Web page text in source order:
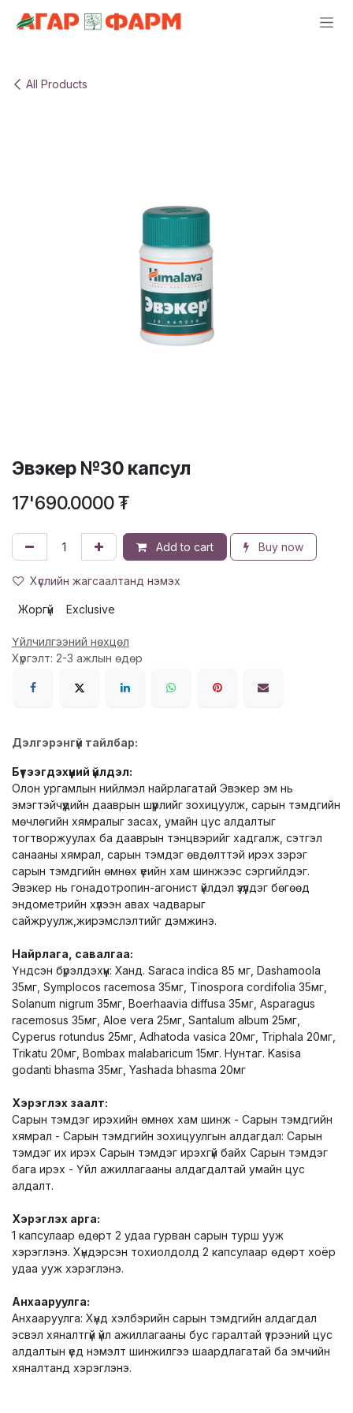
All Products
Эвэкер №30 капсул
17'690.0000₮
Add to cart Buy now
Хүслийн жагсаалтанд нэмэх
Жоргүй Exclusive
Үйлчилгээний нөхцөл
Хүргэлт: 2-3 ажлын өдөр
Дэлгэрэнгүй тайлбар:
Бүтээгдэхүүний үйлдэл:
Олон ургамлын нийлмэл найрлагатай Эвэкер эм нь
эмэгтэйчүүдийн дааврын шүүрлийг зохицуулж, сарын тэмдгийн
мөчлөгийн хямралыг засах, умайн цус алдалтыг
тогтворжуулах ба дааврын тэнцвэрийг хадгалж, сэтгэл
санааны хямрал, сарын тэмдэг өвдөлттэй ирэх зэрэг
сарын тэмдгийн өмнөх үеийн хам шинжээс сэргийлдэг.
Эвэкер нь гонадотропин-агонист үйлдэл үзүүлдэг бөгөөд
эндометрийн хүлээн авах чадварыг
сайжруулж,жирэмслэлтийг дэмжинэ.
Найрлага, савалгаа:
Үндсэн бүрэлдэхүүн: Ханд. Saraca indica 85 мг, Dashamoola
35мг, Symplocos racemosa 35мг, Tinospora cordifolia 35мг,
Solanum nigrum 35мг, Boerhaavia diffusa 35мг, Asparagus
racemosus 35мг, Aloe vera 25мг, Santalum album 25мг,
Cyperus rotundus 25мг, Adhatoda vasica 20мг, Triphala 20мг,
Trikatu 20мг, Bombax malabaricum 15мг. Нунтаг. Kasisa
godanti bhasma 35мг, Yashada bhasma 20мг
Хэрэглэх заалт:
Сарын тэмдэг ирэхийн өмнөх хам шинж - Сарын тэмдгийн
хямрал - Сарын тэмдгийн зохицуулгын алдагдал: Сарын
тэмдэг их ирэх Сарын тэмдэг ирэхгүй байх Сарын тэмдэг
бага ирэх - Үйл ажиллагааны алдагдалтай умайн цус
алдалт.
Хэрэглэх арга:
1 капсулаар өдөрт 2 удаа гурван сарын турш ууж
хэрэглэнэ. Хүндэрсэн тохиолдолд 2 капсулаар өдөрт хоёр
удаа ууж хэрэглэнэ.
Анхааруулга:
Анхааруулга: Хүнд хэлбэрийн сарын тэмдгийн алдагдал
эсвэл хяналтгүй үйл ажиллагааны бус гаралтай үтрээний цус
алдалтын үед нэмэлт шинжилгээ шаардлагатай ба эмчийн
хяналтанд хэрэглэнэ.